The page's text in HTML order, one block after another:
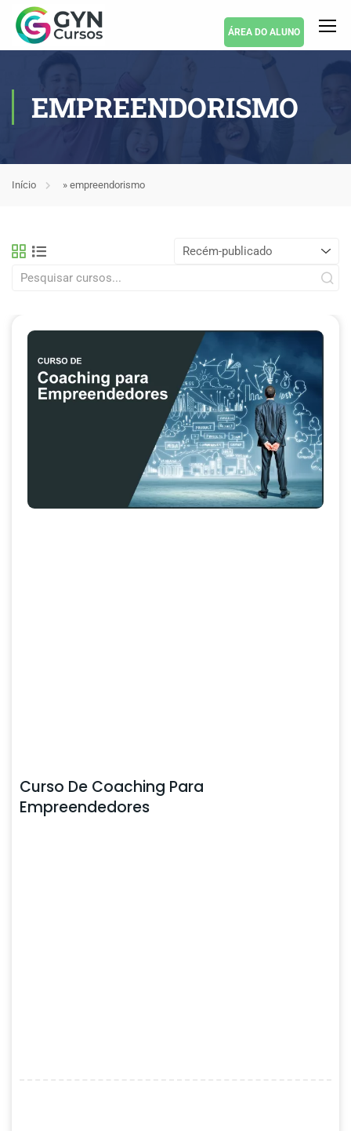
ÁREA DO ALUNO
EMPREENDORISMO
Início » empreendorismo
Curso De Coaching Para
Empreendedores